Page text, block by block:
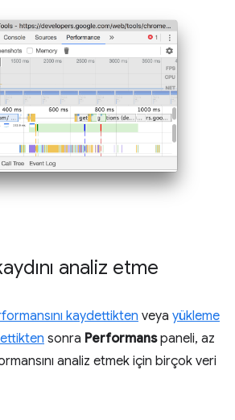
analiz etme
kaydettikten veya yükleme
sonra Performanspaneli, az
analiz etmek için birçok veri